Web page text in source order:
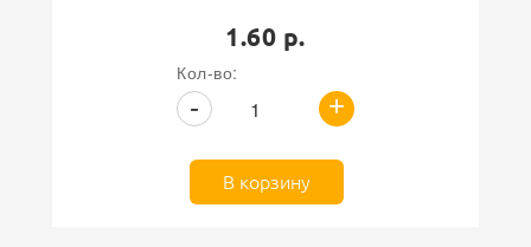
1.60 р.
Кол-во:
+
-
В корзину